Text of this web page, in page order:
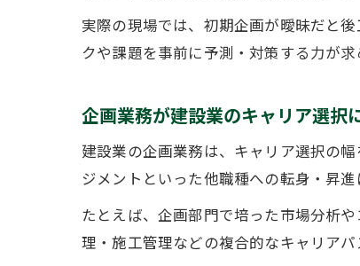
実際の現場では、初期企画が曖昧だと
クや課題を事前に予測・対策する力が求
企画業務が建設業のキャリア選択
建設業の企画業務は、キャリア選択の
ジメントといった他職種への転身・昇進
たとえば、企画部門で培った市場分析
理・施工管理などの複合的なキャリア